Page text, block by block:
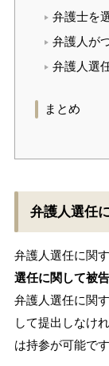
弁護士を
弁護人が
弁護人選
まとめ
弁護人選任
弁護人選任に関
選任に関して被
弁護人選任に関
して提出しなけ
は持参が可能です